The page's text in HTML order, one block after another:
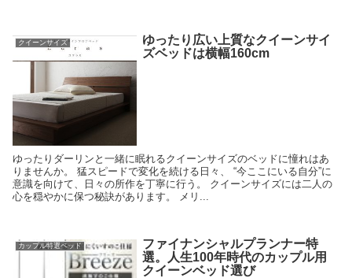
クイーンサイズ
ゆったり広い上質なクイーンサイ
ズベッドは横幅160cm
ゆったりダーリンと一緒に眠れるクイーンサイズのベッドに憧れはあ
りませんか。 猛スピードで変化を続ける日々、 “今ここにいる自分”に
意識を向けて、日々の所作を丁寧に行う。 クイーンサイズには二人の
心を穏やかに保つ秘訣があります。 メリ...
カップル特選ベッド
ファイナンシャルプランナー特
選。人生100年時代のカップル用
クイーンベッド選び